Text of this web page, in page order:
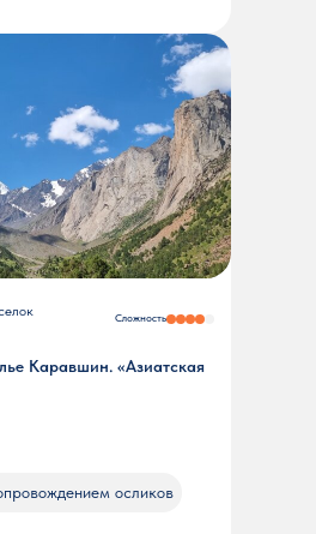
Сложность
Каравшин. «Азиатская
осликов